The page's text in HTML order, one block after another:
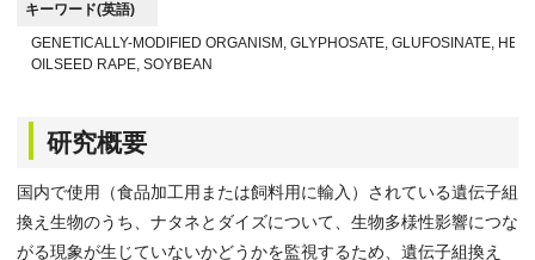
キーワード(英語)
GENETICALLY-MODIFIED ORGANISM, GLYPHOSATE, GLUFOSINATE,
OILSEED RAPE, SOYBEAN
研究概要
国内で使用（食品加工用または飼料用に輸入）されている遺伝子組
換え生物のうち、ナタネとダイズについて、生物多様性影響につな
がる現象が生じていないかどうかを監視するため、遺伝子組換え